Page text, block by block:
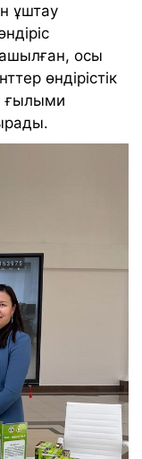
ұштау
осы
өндірістік
ғылыми